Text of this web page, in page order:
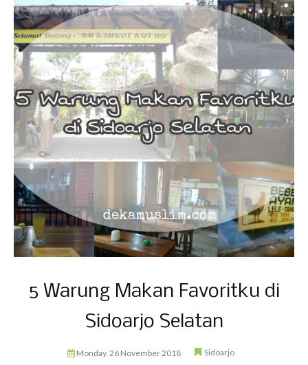
5 Warung Makan Favoritku di
Sidoarjo Selatan
Monday, 26 November 2018 Sidoarjo